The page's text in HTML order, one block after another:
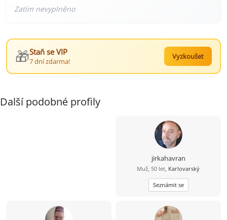
🎁Staň se VIP
7 dní zdarma!
Vyzkoušet
Další podobné profily
jirkahavran
Muž, 50 let, Karlovarský
Seznámit se